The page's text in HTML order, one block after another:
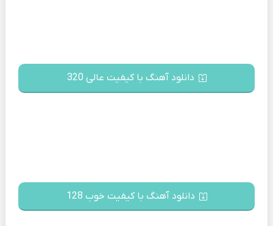
دانلود آهنگ با کیفیت عالی 320
دانلود آهنگ با کیفیت خوب 128